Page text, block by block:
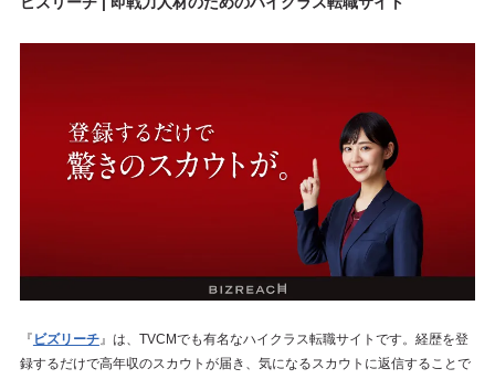
『 ビズリーチ』は、TVCMでも有名なハイクラス転職サイトです。経歴を登
録するだけで高年収のスカウトが届き、気になるスカウトに返信することで